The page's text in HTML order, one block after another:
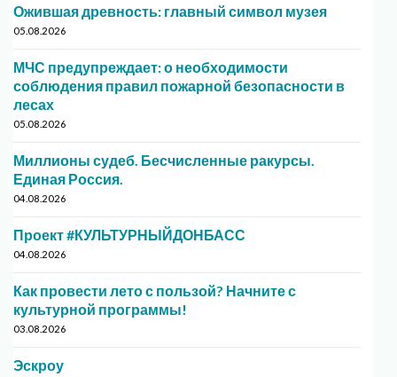
Ожившая древность: главный символ музея
05.08.2026
МЧС предупреждает: о необходимости
соблюдения правил пожарной безопасности в
лесах
05.08.2026
Миллионы судеб. Бесчисленные ракурсы.
Единая Россия.
04.08.2026
Проект #КУЛЬТУРНЫЙДОНБАСС
04.08.2026
Как провести лето с пользой? Начните с
культурной программы!
03.08.2026
Эскроу